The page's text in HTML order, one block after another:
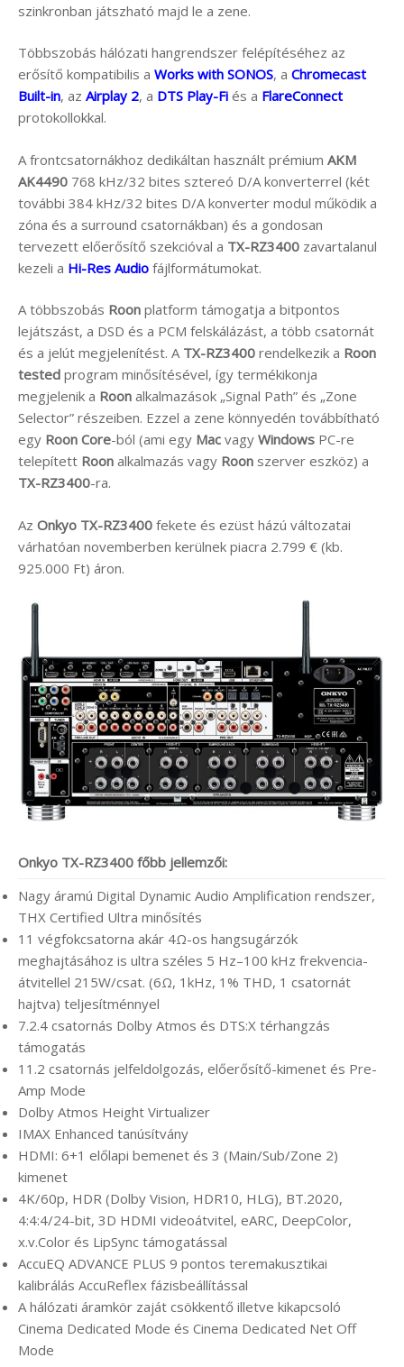
szinkronban játszható majd le a zene.
Többszobás hálózati hangrendszer felépítéséhez az
erősítő kompatibilis a Works with SONOS, a Chromecast
Built-in, az Airplay 2, a DTS Play-Fi és a FlareConnect
protokollokkal.
A frontcsatornákhoz dedikáltan használt prémium AKM
AK4490 768 kHz/32 bites sztereó D/A konverterrel (két
további 384 kHz/32 bites D/A konverter modul működik a
zóna és a surround csatornákban) és a gondosan
tervezett előerősítő szekcióval a TX-RZ3400 zavartalanul
kezeli a Hi-Res Audio fájlformátumokat.
A többszobás Roon platform támogatja a bitpontos
lejátszást, a DSD és a PCM felskálázást, a több csatornát
és a jelút megjelenítést. A TX-RZ3400 rendelkezik a Roon
tested program minősítésével, így termékikonja
megjelenik a Roon alkalmazások „Signal Path” és „Zone
Selector” részeiben. Ezzel a zene könnyedén továbbítható
egy Roon Core-ból (ami egy Mac vagy Windows PC-re
telepített Roon alkalmazás vagy Roon szerver eszköz) a
TX-RZ3400-ra.
Az Onkyo TX-RZ3400 fekete és ezüst házú változatai
várhatóan novemberben kerülnek piacra 2.799 € (kb.
925.000 Ft) áron.
Onkyo TX-RZ3400 főbb jellemzői:
Nagy áramú Digital Dynamic Audio Amplification rendszer,
THX Certified Ultra minősítés
11 végfokcsatorna akár 4Ω-os hangsugárzók
meghajtásához is ultra széles 5 Hz–100 kHz frekvencia-
átvitellel 215W/csat. (6Ω, 1kHz, 1% THD, 1 csatornát
hajtva) teljesítménnyel
7.2.4 csatornás Dolby Atmos és DTS:X térhangzás
támogatás
11.2 csatornás jelfeldolgozás, előerősítő-kimenet és Pre-
Amp Mode
Dolby Atmos Height Virtualizer
IMAX Enhanced tanúsítvány
HDMI: 6+1 előlapi bemenet és 3 (Main/Sub/Zone 2)
kimenet
4K/60p, HDR (Dolby Vision, HDR10, HLG), BT.2020,
4:4:4/24-bit, 3D HDMI videoátvitel, eARC, DeepColor,
x.v.Color és LipSync támogatással
AccuEQ ADVANCE PLUS 9 pontos teremakusztikai
kalibrálás AccuReflex fázisbeállítással
A hálózati áramkör zaját csökkentő illetve kikapcsoló
Cinema Dedicated Mode és Cinema Dedicated Net Off
Mode